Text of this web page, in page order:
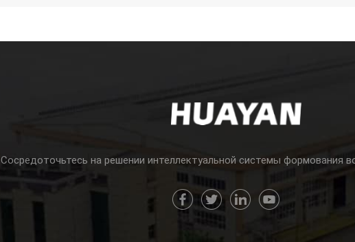
Сосредоточьтесь на решении интеллектуальной системы формования